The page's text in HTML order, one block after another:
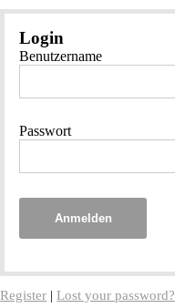
Login
Benutzername
Passwort
Anmelden
Register |Lost your password?